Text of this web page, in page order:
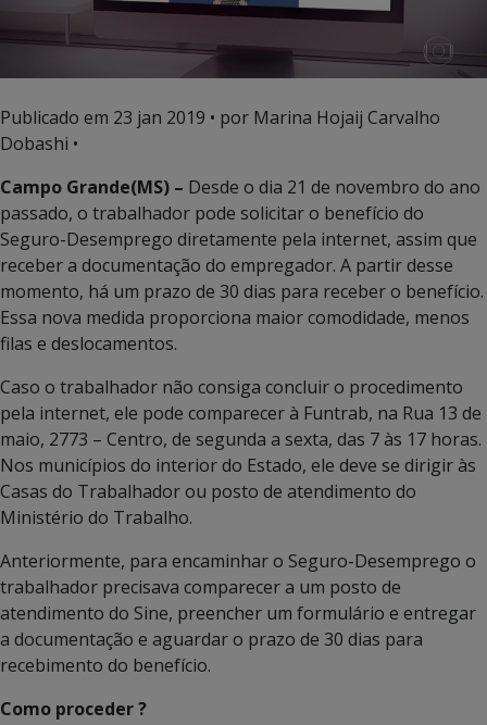
Publicado em 23 jan 2019 • por Marina Hojaij Carvalho
Dobashi •
Campo Grande(MS) – Desde o dia 21 de novembro do ano
passado, o trabalhador pode solicitar o benefício do
Seguro-Desemprego diretamente pela internet, assim que
receber a documentação do empregador. A partir desse
momento, há um prazo de 30 dias para receber o benefício.
Essa nova medida proporciona maior comodidade, menos
filas e deslocamentos.
Caso o trabalhador não consiga concluir o procedimento
pela internet, ele pode comparecer à Funtrab, na Rua 13 de
maio, 2773 – Centro, de segunda a sexta, das 7 às 17 horas.
Nos municípios do interior do Estado, ele deve se dirigir às
Casas do Trabalhador ou posto de atendimento do
Ministério do Trabalho.
Anteriormente, para encaminhar o Seguro-Desemprego o
trabalhador precisava comparecer a um posto de
atendimento do Sine, preencher um formulário e entregar
a documentação e aguardar o prazo de 30 dias para
recebimento do benefício.
Como proceder ?